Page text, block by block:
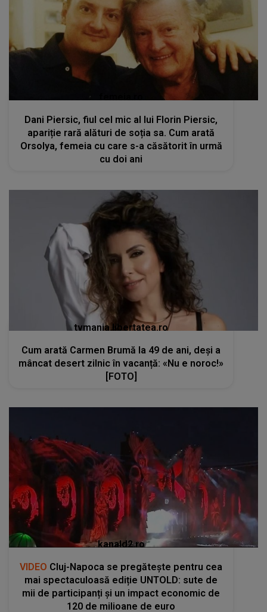
Dani Piersic, fiul cel mic al lui Florin Piersic,
apariție rară alături de soția sa. Cum arată
Orsolya, femeia cu care s-a căsătorit în urmă
cu doi ani
tvmania.libertatea.ro
Cum arată Carmen Brumă la 49 de ani, deși a
mâncat desert zilnic în vacanță: «Nu e noroc!»
[FOTO]
kanald2.ro
VIDEO Cluj-Napoca se pregătește pentru cea
mai spectaculoasă ediție UNTOLD: sute de
mii de participanți și un impact economic de
120 de milioane de euro